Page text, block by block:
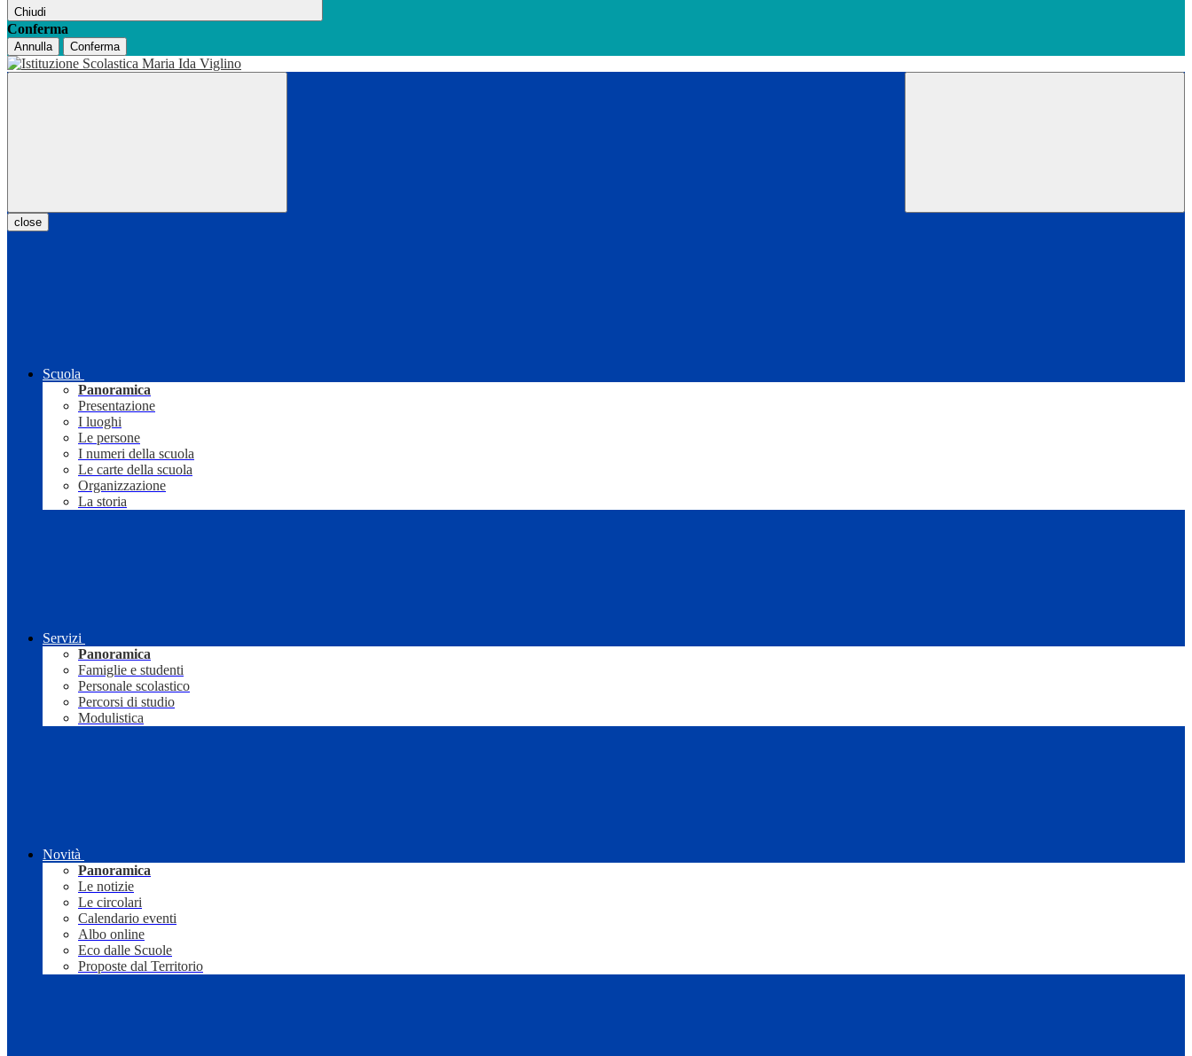
Chiudi
Conferma
Annulla Conferma
close
Scuola
Panoramica
Presentazione
I luoghi
Le persone
I numeri della scuola
Le carte della scuola
Organizzazione
La storia
Servizi
Panoramica
Famiglie e studenti
Personale scolastico
Percorsi di studio
Modulistica
Novità
Panoramica
Le notizie
Le circolari
Calendario eventi
Albo online
Eco dalle Scuole
Proposte dal Territorio